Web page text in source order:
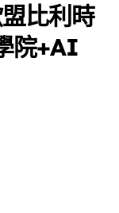
比利時
院+AI